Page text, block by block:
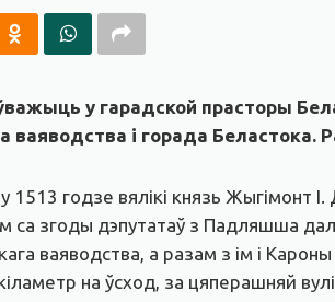
у гарадской прасторы
ваяводства і горада Беластока.
1513 годзе вялікі князь Жыгімонт
са згоды дэпутатаў з Падляшша
ваяводства, а разам з ім і Кароны
на ўсход, за цяперашняй